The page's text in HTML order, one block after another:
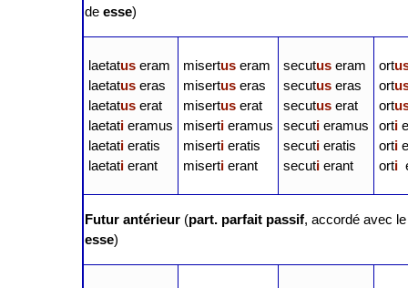
de esse)
laetatuseram
laetatuseras
laetatuserat
laetatieramus
laetatieratis
laetatierant
misertus eram
misertuseras
misertuserat
misertieramus
misertieratis
misertierant
secutuseram
secutuseras
secutuserat
secutieramus
secutieratis
secutierant
ort
ort
ort
orti
orti
orti
Futur antérieur (part. parfait passif, accordé avec
esse)